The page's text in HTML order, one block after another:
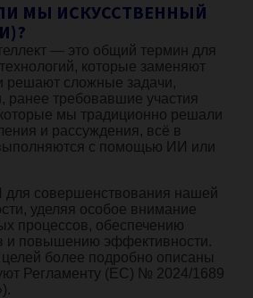
МЫ ИСКУССТВЕННЫЙ
— это общий термин для
которые заменяют
решают сложные задачи,
ранее требовавшие участия
мы традиционно решали
и рассуждения, всё в
с помощью ИИ или
совершенствования нашей
уделяя особое внимание
процессов, обеспечению
и повышению эффективности.
целей более подробно описаны
Регламенту (ЕС) № 2024/1689